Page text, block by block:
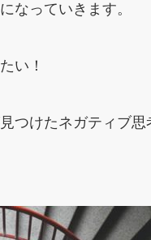
なっていきます。
い！
つけたネガティブ思